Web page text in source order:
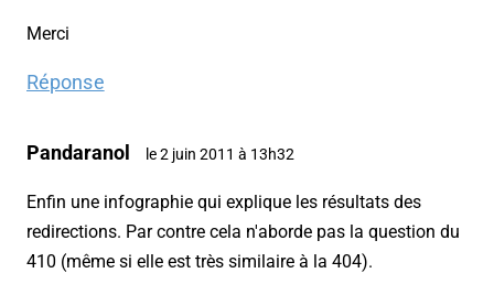
Merci
Réponse
Pandaranol le 2 juin 2011 à 13h32
Enfin une infographie qui explique les résultats des
redirections. Par contre cela n'aborde pas la question du
410 (même si elle est très similaire à la 404).